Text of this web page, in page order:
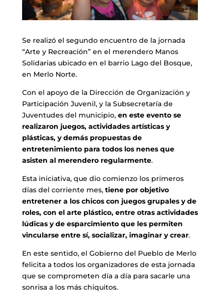
Se realizó el segundo encuentro de la jornada
“Arte y Recreación” en el merendero Manos
Solidarias ubicado en el barrio Lago del Bosque,
en Merlo Norte.
Con el apoyo de la Dirección de Organización y
Participación Juvenil, y la Subsecretaría de
Juventudes del municipio, en este evento se
realizaron juegos, actividades artísticas y
plásticas, y demás propuestas de
entretenimiento para todos los nenes que
asisten al merendero regularmente.
Esta iniciativa, que dio comienzo los primeros
días del corriente mes,tiene por objetivo
entretener a los chicos con juegos grupales y de
roles, con el arte plástico, entre otras actividades
lúdicas y de esparcimiento que les permiten
vincularse entre sí, socializar, imaginar y crear.
En este sentido, el Gobierno del Pueblo de Merlo
felicita a todos los organizadores de esta jornada
que se comprometen día a día para sacarle una
sonrisa a los más chiquitos.